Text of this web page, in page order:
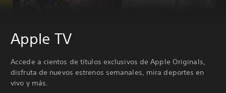
Apple TV
Accede a cientos de títulos exclusivos de Apple Originals,
disfruta de nuevos estrenos semanales, mira deportes en
vivo y más.